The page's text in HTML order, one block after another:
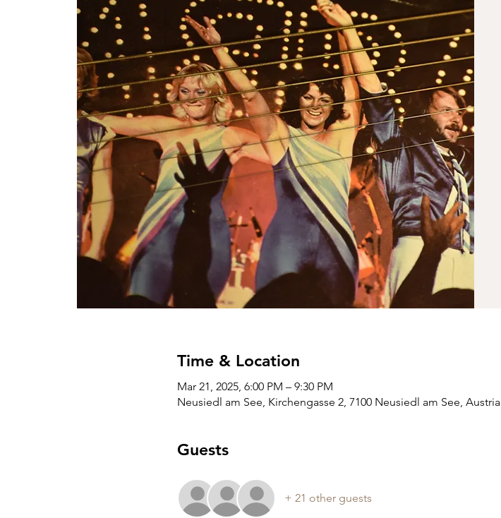
Time & Location
Mar 21, 2025, 6:00 PM – 9:30 PM
Neusiedl am See, Kirchengasse 2, 7100 Neusiedl am See, Austria
Guests
+ 21 other guests